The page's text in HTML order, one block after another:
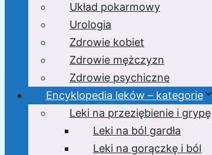
Układ pokarmowy
Urologia
Zdrowie kobiet
Zdrowie mężczyzn
Zdrowie psychiczne
Encyklopedia leków – kategorie
Leki na przeziębienie i grypę
Leki na ból gardła
Leki na gorączkę i ból